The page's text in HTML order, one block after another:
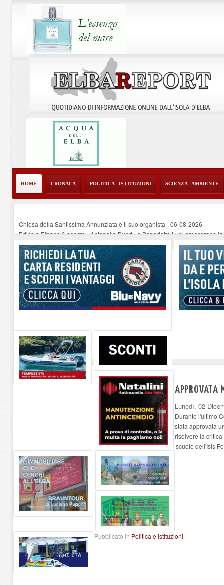
HOME CRONACA POLITICA - ISTITUZIONI SCIENZA - AMBIENTE
Chiesa della Santissima Annunziata e il suo organista -06-08-2026
Edicola Elbana 6 agosto - Antonella Bundu e Benedetto Lupi presentano
Mesopotamia di Olivier Guez a Marciana Marina: l'autore incontra il
Lo Strega di Scurati e Petrocchi all’Elba -
06-08-2026
Bambino, sonno e sistema familiare : dialogo tra clinica e quotidianità a
APPROVATA
Pubblicato in Politica e istituzioni
Lunedì, 02
Durante l'ultimo
stata approvata
risolvere la
scuole dell'Isis